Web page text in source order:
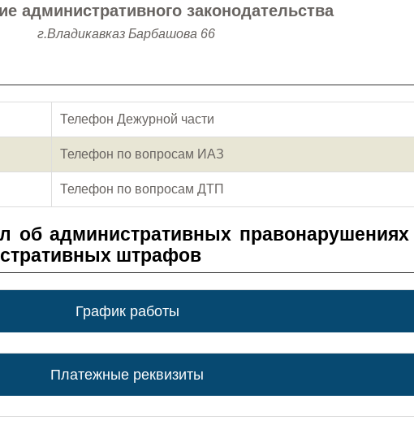
административного законодательства
г.Владикавказ Барбашова 66
Телефон Дежурной части
Телефон по вопросам ИАЗ
Телефон по вопросам ДТП
об административных
штрафов
График работы
Платежные реквизиты